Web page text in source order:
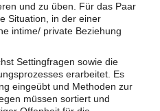
und zu üben. Für das Paar
Situation, in der einer
intime/ private Beziehung
Settingfragen sowie die
erarbeitet. Es
eingeübt und Methoden zur
müssen sortiert und